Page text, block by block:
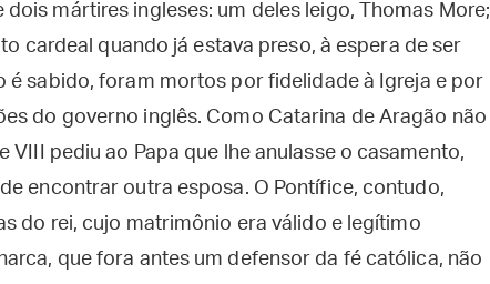
mártires ingleses: um deles leigo, Thomas More;
cardeal quando já estava preso, à espera de ser
é sabido, foram mortos por fidelidade à Igreja e por
do governo inglês. Como Catarina de Aragão não
VIII pediu ao Papa que lhe anulasse o casamento,
encontrar outra esposa. O Pontífice, contudo,
do rei, cujo matrimônio era válido e legítimo
que fora antes um defensor da fé católica, não